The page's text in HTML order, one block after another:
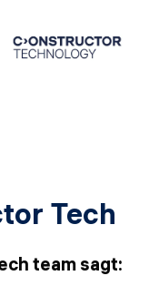
Tech
team sagt: